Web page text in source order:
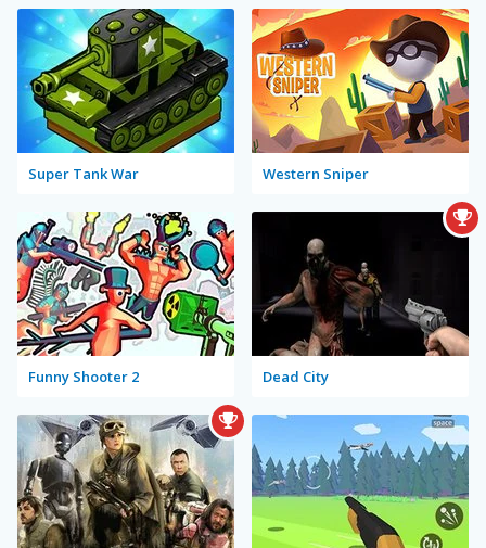
Super Tank War Western Sniper
Funny Shooter 2 Dead City